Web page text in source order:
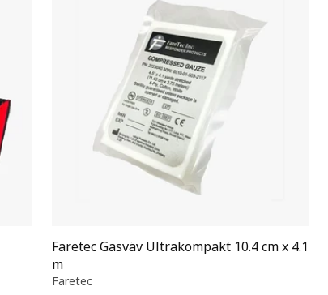
Faretec Gasväv Ultrakompakt 10.4 cm x 4.1
m
Faretec